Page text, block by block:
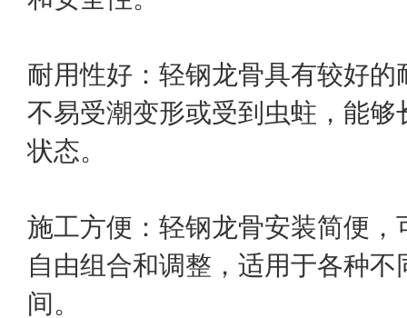
耐用性好：轻钢龙骨具有较好
不易受潮变形或受到虫蛀，能够
状态。
施工方便：轻钢龙骨安装简便，
自由组合和调整，适用于各种
间。